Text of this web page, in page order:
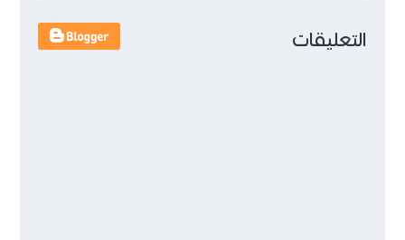
التعليقات